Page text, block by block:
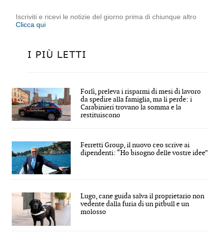
Iscriviti e ricevi le notizie del giorno prima di chiunque altro
Clicca qui
I PIÙ LETTI
Forlì, preleva i risparmi di mesi di lavoro
da spedire alla famiglia, ma li perde: i
Carabinieri trovano la somma e la
restituiscono
Ferretti Group, il nuovo ceo scrive ai
dipendenti: “Ho bisogno delle vostre idee”
Lugo, cane guida salva il proprietario non
vedente dalla furia di un pitbull e un
molosso